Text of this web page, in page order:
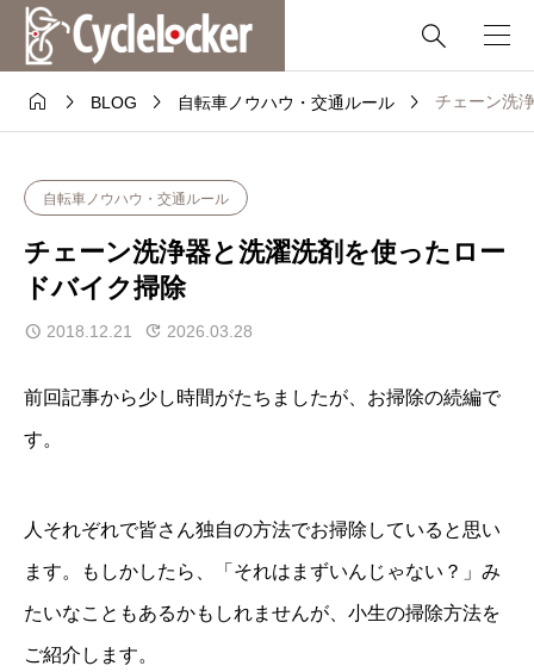

  BLOG  自転車ノウハウ・交通ルール  チェーン洗
自転車ノウハウ・交通ルール
チェーン洗浄器と洗濯洗剤を使ったロー
ドバイク掃除
2018.12.21 2026.03.28
前回記事から少し時間がたちましたが、お掃除の続編で
す。
人それぞれで皆さん独自の方法でお掃除していると思い
ます。もしかしたら、「それはまずいんじゃない？」み
たいなこともあるかもしれませんが、小生の掃除方法を
ご紹介します。